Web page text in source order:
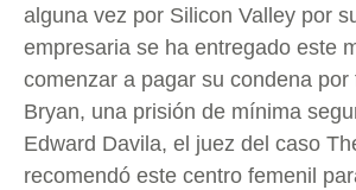
alguna vez por Silicon Valley por
empresaria se ha entregado este
comenzar a pagar su condena por
Bryan, una prisión de mínima
Edward Davila, el juez del caso
recomendó este centro femenil